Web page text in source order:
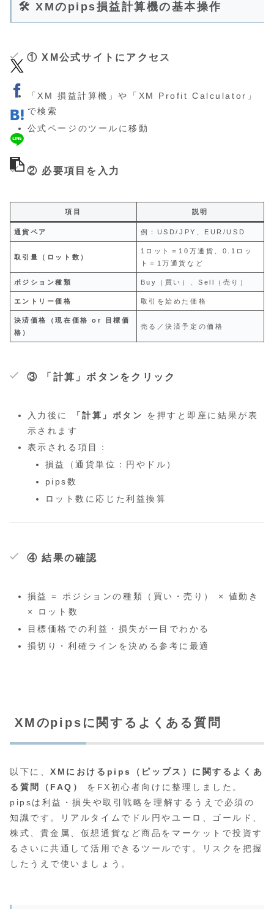
🛠 XMのpips損益計算機の基本操作
① XM公式サイトにアクセス
「XM 損益計算機」や「XM Profit Calculator」
で検索
公式ページのツールに移動
② 必要項目を入力
項目 説明
通貨ペア 例：USD/JPY、EUR/USD
取引量（ロット数）
1ロット＝10万通貨、0.1ロッ
ト＝1万通貨など
ポジション種類 Buy（買い）、Sell（売り）
エントリー価格 取引を始めた価格
決済価格（現在価格 or 目標価
格）
売る／決済予定の価格
③ 「計算」ボタンをクリック
入力後に 「計算」ボタン
を押すと即座に結果が表
示されます
表示される項目：
損益（通貨単位：円やドル）
pips数
ロット数に応じた利益換算
④ 結果の確認
損益 = ポジションの種類（買い・売り） × 値動き
× ロット数
目標価格での利益・損失が一目でわかる
損切り・利確ラインを決める参考に最適
XMのpipsに関するよくある質問
以下に、XMにおけるpips（ピップス）に関するよくあ
る質問（FAQ）
をFX初心者向けに整理しました。
pipsは利益・損失や取引戦略を理解するうえで必須の
知識です。リアルタイムでドル円やユーロ、ゴールド、
株式、貴金属、仮想通貨など商品をマーケットで投資す
るさいに共通して活用できるツールです。リスクを把握
したうえで使いましょう。